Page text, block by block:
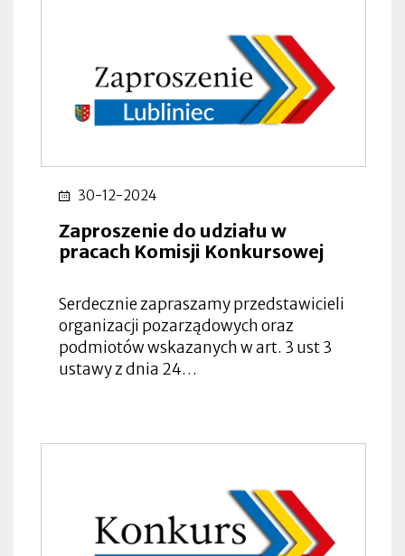
30-12-2024
Zaproszenie do udziału w
pracach Komisji Konkursowej
Serdecznie zapraszamy przedstawicieli
organizacji pozarządowych oraz
podmiotów wskazanych w art. 3 ust 3
ustawy z dnia 24…